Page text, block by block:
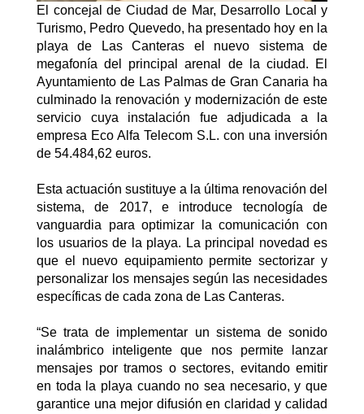
El concejal de Ciudad de Mar, Desarrollo Local y
Turismo, Pedro Quevedo, ha presentado hoy en la
playa de Las Canteras el nuevo sistema de
megafonía del principal arenal de la ciudad. El
Ayuntamiento de Las Palmas de Gran Canaria ha
culminado la renovación y modernización de este
servicio cuya instalación fue adjudicada a la
empresa Eco Alfa Telecom S.L. con una inversión
de 54.484,62 euros.
Esta actuación sustituye a la última renovación del
sistema, de 2017, e introduce tecnología de
vanguardia para optimizar la comunicación con
los usuarios de la playa. La principal novedad es
que el nuevo equipamiento permite sectorizar y
personalizar los mensajes según las necesidades
específicas de cada zona de Las Canteras.
“Se trata de implementar un sistema de sonido
inalámbrico inteligente que nos permite lanzar
mensajes por tramos o sectores, evitando emitir
en toda la playa cuando no sea necesario, y que
garantice una mejor difusión en claridad y calidad